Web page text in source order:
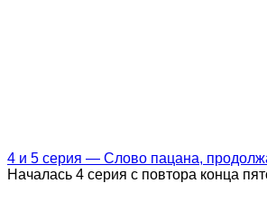
4 и 5 серия — Слово пацана,
Началась 4 серия с повтора конца